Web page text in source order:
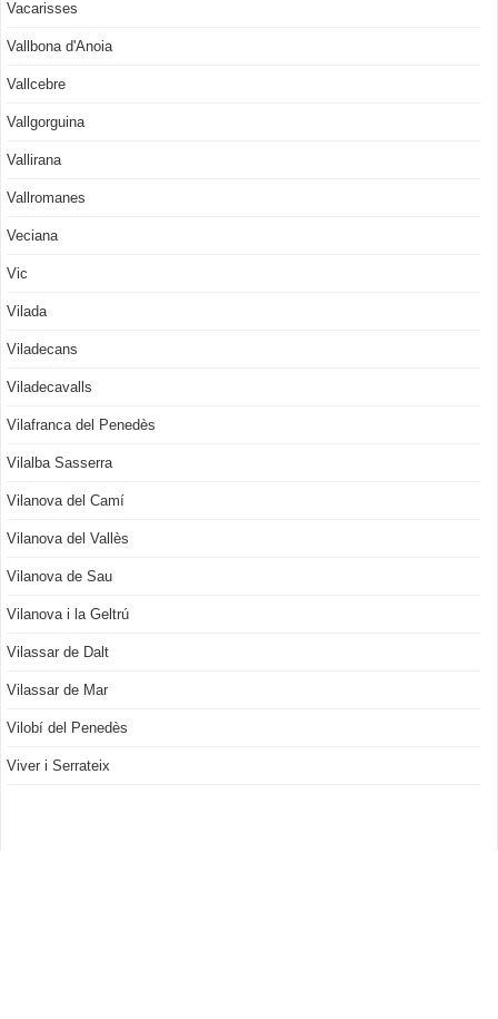
Vacarisses
Vallbona d'Anoia
Vallcebre
Vallgorguina
Vallirana
Vallromanes
Veciana
Vic
Vilada
Viladecans
Viladecavalls
Vilafranca del Penedès
Vilalba Sasserra
Vilanova del Camí
Vilanova del Vallès
Vilanova de Sau
Vilanova i la Geltrú
Vilassar de Dalt
Vilassar de Mar
Vilobí del Penedès
Viver i Serrateix